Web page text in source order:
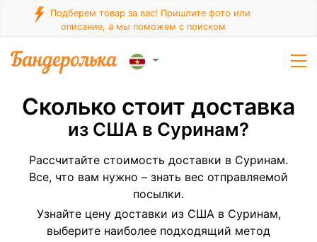
Подберем товар за вас! Пришлите фото или
описание, а мы поможем с поиском
Сколько стоит доставка
из США в Суринам?
Рассчитайте стоимость доставки в Суринам.
Все, что вам нужно – знать вес отправляемой
посылки.
Узнайте цену доставки из США в Суринам,
выберите наиболее подходящий метод